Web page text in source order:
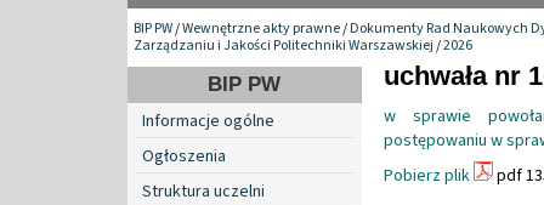
BIP PW/Wewnętrzne akty prawne/Dokumenty Rad Naukowych
Zarządzaniu i Jakości Politechniki Warszawskiej/2026
BIP PW
Informacje ogólne
Ogłoszenia
Struktura uczelni
uchwała nr
w sprawie
postępowaniu w
Pobierz plik
pdf